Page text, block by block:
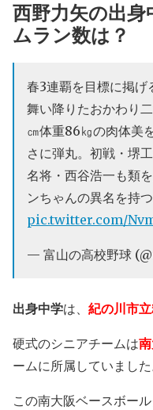
西野力矢の出
ムラン数は？
春3連覇を目標に掲げ
舞い降りたおかわり
㎝体重86㎏の肉体美
さに弾丸。初戦・堺
名将・西谷浩一も類
ンちゃんの異名を持
pic.twitter.com/
— 富山の高校野球
出身中学は、 紀の川市
硬式のシニアチームは
ームに所属していました
この南大阪ベースボー